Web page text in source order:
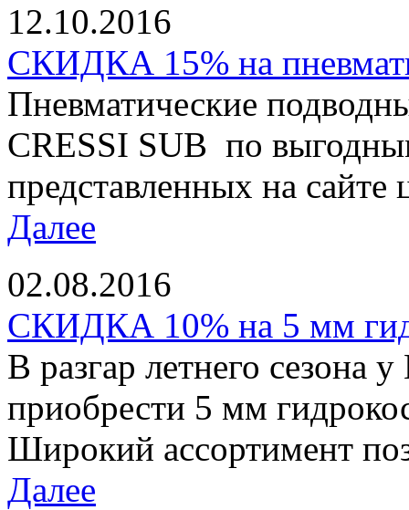
12.10.2016
СКИДКА 15% на
Пневматические
CRESSI SUB по
представленных на
Далее
02.08.2016
СКИДКА 10% на 5 мм
В разгар летнего сезона
приобрести 5 мм
Широкий ассортимент
Далее